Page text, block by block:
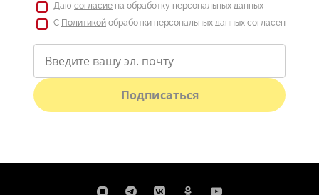
Даю согласие на обработку персональных данных
С Политикой обработки персональных данных согласен
Подписаться